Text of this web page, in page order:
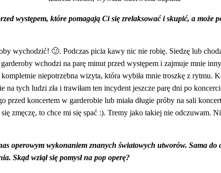
występem, które pomagają Ci się zrelaksować i skupić, a może
wychodzić! 🙂. Podczas picia kawy nic nie robię. Siedzę lub
wchodzi na parę minut przed występem i zajmuje mnie
kompletnie niepotrzebna wizyta, która wybiła mnie troszkę z rytmu.
na tych ludzi zła i trawiłam ten incydent jeszcze parę dni po
przed koncertem w garderobie lub miała długie próby na sali
zmęczę, to chce mi się spać :). Tremy jako takiej nie odczuwam.
operowym wykonaniem znanych światowych utworów. Sama do
Skąd wziął się pomysł na pop operę?